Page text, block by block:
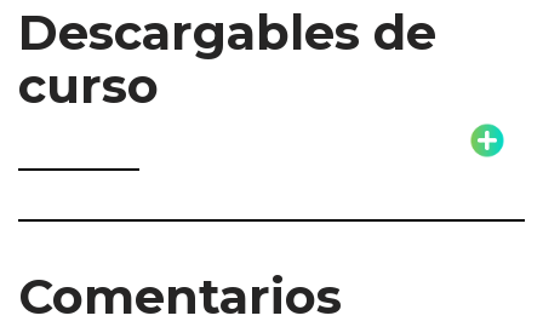
Descargables de
curso
Comentarios